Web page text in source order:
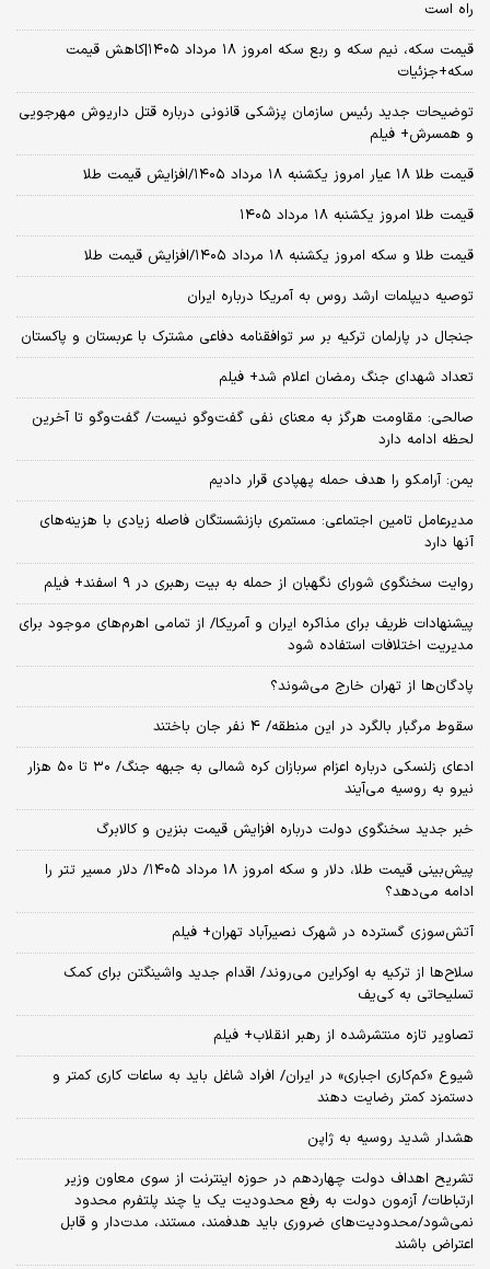
راه است
قیمت سکه، نیم سکه و ربع سکه امروز ۱۸ مرداد ۱۴۰۵|کاهش قیمت
سکه+جزئیات
توضیحات جدید رئیس سازمان پزشکی قانونی درباره قتل داریوش مهرجویی
و همسرش+ فیلم
قیمت طلا ۱۸ عیار امروز یکشنبه ۱۸ مرداد ۱۴۰۵/افزایش قیمت طلا
قیمت طلا امروز یکشنبه ۱۸ مرداد ۱۴۰۵
قیمت طلا و سکه امروز یکشنبه ۱۸ مرداد ۱۴۰۵/افزایش قیمت طلا
توصیه دیپلمات ارشد روس به آمریکا درباره ایران
جنجال در پارلمان ترکیه بر سر توافقنامه دفاعی مشترک با عربستان و پاکستان
تعداد شهدای جنگ رمضان اعلام شد+ فیلم
صالحی: مقاومت هرگز به معنای نفی گفت‌وگو نیست/ گفت‌وگو تا آخرین
لحظه ادامه دارد
یمن: آرامکو را هدف حمله پهپادی قرار دادیم
مدیرعامل تامین اجتماعی: مستمری بازنشستگان فاصله زیادی با هزینه‌های
آنها دارد
روایت سخنگوی شورای نگهبان از حمله به بیت رهبری در ۹ اسفند+ فیلم
پیشنهادات ظریف برای مذاکره ایران و آمریکا/ از تمامی اهرم‌های موجود برای
مدیریت اختلافات استفاده شود
پادگان‌ها از تهران خارج می‌شوند؟
سقوط مرگبار بالگرد در این منطقه/ 4 نفر جان باختند
ادعای زلنسکی درباره اعزام سربازان کره شمالی به جبهه جنگ/ ۳۰ تا ۵۰ هزار
نیرو به روسیه می‌آیند
خبر جدید سخنگوی دولت درباره افزایش قیمت بنزین و کالابرگ
پیش‌بینی قیمت طلا، دلار و سکه امروز 18 مرداد ۱۴۰۵/ دلار مسیر تتر را
ادامه می‌دهد؟
آتش‌سوزی گسترده در شهرک نصیرآباد تهران+ فیلم
سلاح‌ها از ترکیه به اوکراین می‌روند/ اقدام جدید واشینگتن برای کمک
تسلیحاتی به کی‌یف
تصاویر تازه منتشرشده از رهبر انقلاب+ فیلم
شیوع «کم‌کاری اجباری» در ایران/ افراد شاغل باید به ساعات کاری کمتر و
دستمزد کمتر رضایت دهند
هشدار شدید روسیه به ژاپن
تشریح اهداف دولت چهاردهم در حوزه اینترنت از سوی معاون وزیر
ارتباطات/ آزمون دولت به رفع محدودیت یک یا چند پلتفرم محدود
نمی‌‎شود/محدودیت‌های ضروری باید هدفمند، مستند، مدت‌دار و قابل
اعتراض باشند